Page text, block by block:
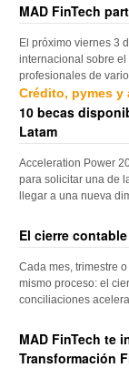
MAD FinTech
El próximo viernes 3
internacional sobre
profesionales de
Crédito, pymes y
10 becas
Latam
Acceleration Power
para solicitar una de
llegar a una nueva
El cierre
Cada mes, trimestre
mismo proceso: el
conciliaciones
MAD FinTech te
Transformación